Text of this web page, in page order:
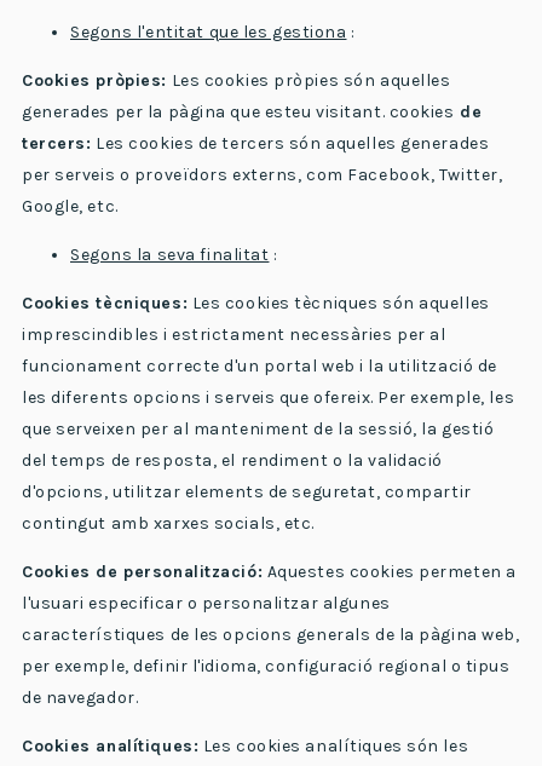
Segons l'entitat que les gestiona :
Cookies pròpies: Les cookies pròpies són aquelles
generades per la pàgina que esteu visitant. cookies de
tercers: Les cookies de tercers són aquelles generades
per serveis o proveïdors externs, com Facebook, Twitter,
Google, etc.
Segons la seva finalitat :
Cookies tècniques: Les cookies tècniques són aquelles
imprescindibles i estrictament necessàries per al
funcionament correcte d'un portal web i la utilització de
les diferents opcions i serveis que ofereix. Per exemple, les
que serveixen per al manteniment de la sessió, la gestió
del temps de resposta, el rendiment o la validació
d'opcions, utilitzar elements de seguretat, compartir
contingut amb xarxes socials, etc.
Cookies de personalització: Aquestes cookies permeten a
l'usuari especificar o personalitzar algunes
característiques de les opcions generals de la pàgina web,
per exemple, definir l'idioma, configuració regional o tipus
de navegador.
Cookies analítiques: Les cookies analítiques són les